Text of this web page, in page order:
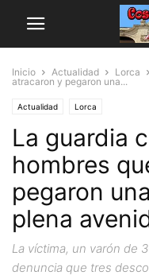
Inicio Actualidad Lorca
atracaron y pegaron una...
Actualidad Lorca
La guardia
hombres
pegaron
plena
La víctima, un varón de
denuncia que tres